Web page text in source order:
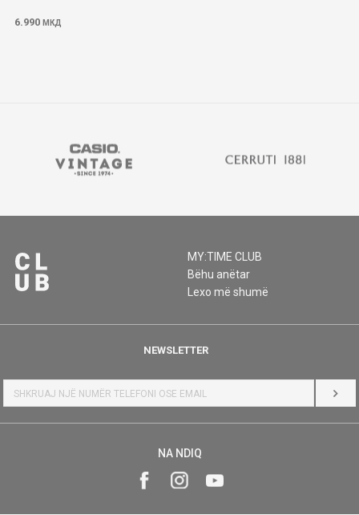
6.990 МКД
MY:TIME CLUB
Bëhu anëtar
Lexo më shumë
NEWSLETTER
HYR
NA NDIQ